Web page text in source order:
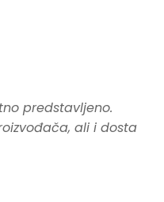
predstavljeno.
ali i dosta